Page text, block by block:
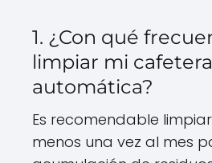
1. ¿Con qué
limpiar mi cafetera
automática?
Es recomendable
menos una vez al mes